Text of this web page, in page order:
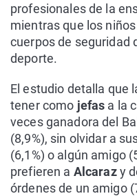
profesionales de la
mientras que los
cuerpos de seguridad
deporte.
El estudio detalla que
tener como jefas a la
veces ganadora del
(8,9%), sin olvidar a
(6,1%) o algún amigo
prefieren a Alcarazy
órdenes de un amigo